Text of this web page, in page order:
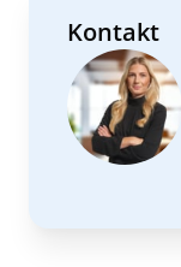
Kontakt